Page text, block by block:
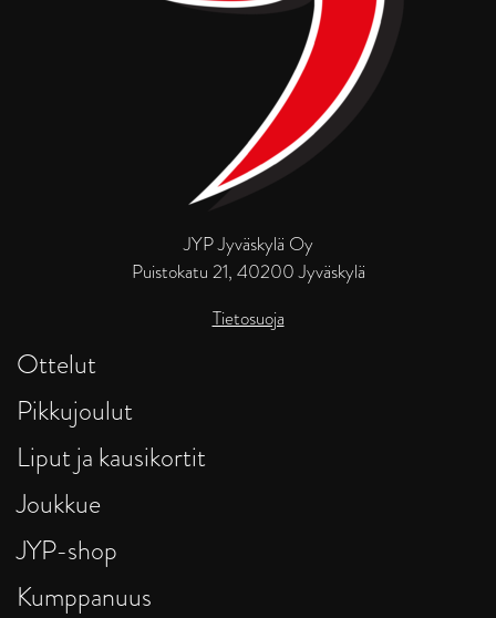
JYP Jyväskylä Oy
Puistokatu 21, 40200 Jyväskylä
Tietosuoja
Ottelut
Pikkujoulut
Liput ja kausikortit
Joukkue
JYP-shop
Kumppanuus